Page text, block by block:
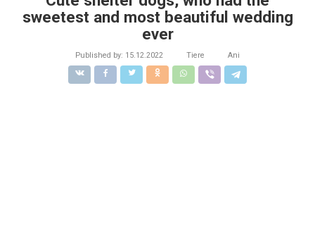
sweetest and most beautiful wedding
ever
Published by: 15.12.2022 Tiere Ani